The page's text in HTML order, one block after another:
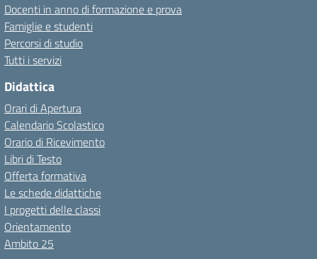
Docenti in anno di formazione e prova
Famiglie e studenti
Percorsi di studio
Tutti i servizi
Didattica
Orari di Apertura
Calendario Scolastico
Orario di Ricevimento
Libri di Testo
Offerta formativa
Le schede didattiche
I progetti delle classi
Orientamento
Ambito 25